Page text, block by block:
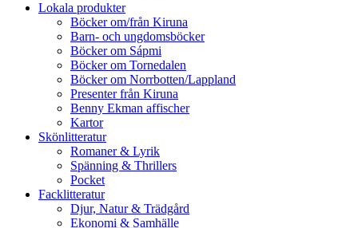
Lokala produkter
Böcker om/från Kiruna
Barn- och ungdomsböcker
Böcker om Sápmi
Böcker om Tornedalen
Böcker om Norrbotten/Lappland
Presenter från Kiruna
Benny Ekman affischer
Kartor
Skönlitteratur
Romaner & Lyrik
Spänning & Thrillers
Pocket
Facklitteratur
Djur, Natur & Trädgård
Ekonomi & Samhälle